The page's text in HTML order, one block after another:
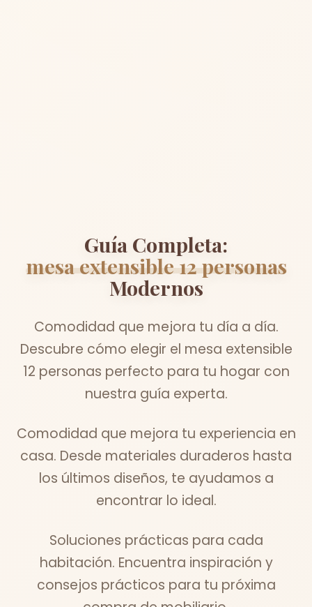
Guía Completa:
mesa extensible 12 personas
Modernos
Comodidad que mejora tu día a día.
Descubre cómo elegir el mesa extensible
12 personas perfecto para tu hogar con
nuestra guía experta.
Comodidad que mejora tu experiencia en
casa. Desde materiales duraderos hasta
los últimos diseños, te ayudamos a
encontrar lo ideal.
Soluciones prácticas para cada
habitación. Encuentra inspiración y
consejos prácticos para tu próxima